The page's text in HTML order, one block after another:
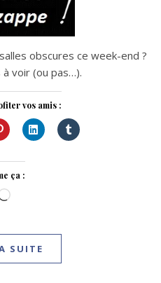
obscures ce week-end ?
voir (ou pas…).
vos amis :
ça :
Chargement…
SUITE